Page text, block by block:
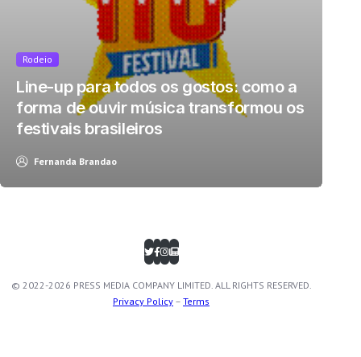
Rodeio
Line-up para todos os gostos: como a
forma de ouvir música transformou os
festivais brasileiros
Fernanda Brandao
© 2022-2026 PRESS MEDIA COMPANY LIMITED. ALL RIGHTS RESERVED.
Privacy Policy – Terms